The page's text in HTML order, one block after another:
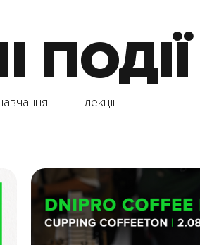
ПОДІЇ
лекції